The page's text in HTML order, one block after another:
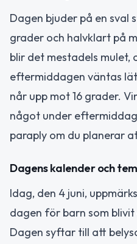
Dagen bjuder på en sval
grader och halvklart på
blir det mestadels mulet,
eftermiddagen väntas
når upp mot 16 grader.
något under
paraply om du planerar
Dagens kalender och
Idag, den 4 juni,
dagen för barn som
Dagen syftar till att